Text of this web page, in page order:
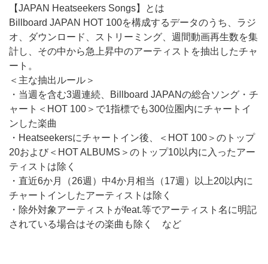
【JAPAN Heatseekers Songs】とは
Billboard JAPAN HOT 100を構成するデータのうち、ラジ
オ、ダウンロード、ストリーミング、週間動画再生数を集
計し、その中から急上昇中のアーティストを抽出したチャ
ート。
＜主な抽出ルール＞
・当週を含む3週連続、Billboard JAPANの総合ソング・チ
ャート＜HOT 100＞で1指標でも300位圏内にチャートイ
ンした楽曲
・Heatseekersにチャートイン後、＜HOT 100＞のトップ
20および＜HOT ALBUMS＞のトップ10以内に入ったアー
ティストは除く
・直近6か月（26週）中4か月相当（17週）以上20以内に
チャートインしたアーティストは除く
・除外対象アーティストがfeat.等でアーティスト名に明記
されている場合はその楽曲も除く など